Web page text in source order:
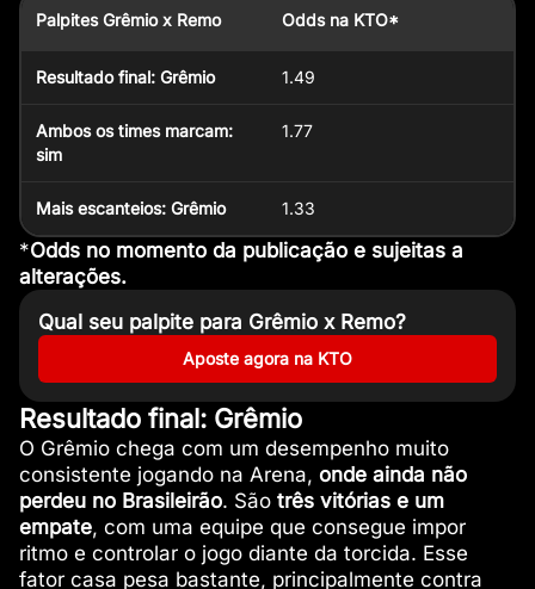
Palpites Grêmio x Remo Odds na KTO*
Resultado final: Grêmio 1.49
Ambos os times marcam:
sim
1.77
Mais escanteios: Grêmio 1.33
*Odds no momento da publicação e sujeitas a
alterações.
Qual seu palpite para Grêmio x Remo?
Aposte agora na KTO
Resultado final: Grêmio
O Grêmio chega com um desempenho muito
consistente jogando na Arena, onde ainda não
perdeu no Brasileirão. Sãotrês vitórias e um
empate, com uma equipe que consegue impor
ritmo e controlar o jogo diante da torcida. Esse
fator casa pesa bastante, principalmente contra